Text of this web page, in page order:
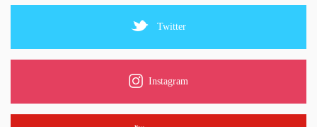
Twitter
Instagram